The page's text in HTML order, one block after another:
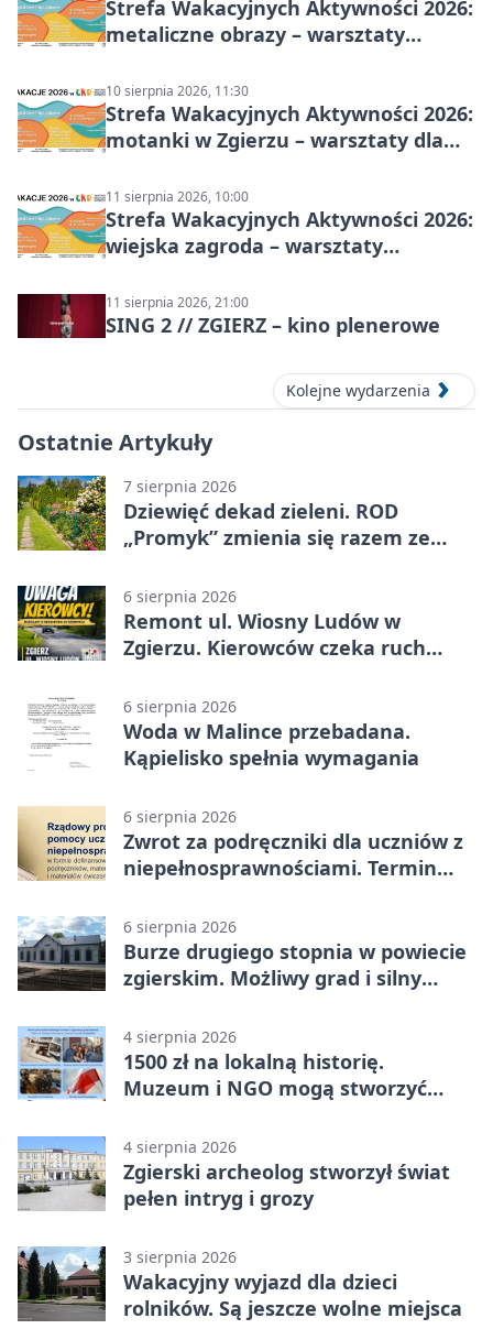
Strefa Wakacyjnych Aktywności 2026:
metaliczne obrazy – warsztaty
10 sierpnia 2026, 11:30
Strefa Wakacyjnych Aktywności 2026:
motanki w Zgierzu – warsztaty dla
11 sierpnia 2026, 10:00
Strefa Wakacyjnych Aktywności 2026:
wiejska zagroda – warsztaty
11 sierpnia 2026, 21:00
SING 2 // ZGIERZ – kino plenerowe
Kolejne wydarzenia
Ostatnie Artykuły
7 sierpnia 2026
Dziewięć dekad zieleni. ROD
„Promyk” zmienia się razem ze
6 sierpnia 2026
Remont ul. Wiosny Ludów w
Zgierzu. Kierowców czeka ruch
6 sierpnia 2026
Woda w Malince przebadana.
Kąpielisko spełnia wymagania
6 sierpnia 2026
Zwrot za podręczniki dla uczniów z
niepełnosprawnościami. Termin
6 sierpnia 2026
Burze drugiego stopnia w powiecie
zgierskim. Możliwy grad i silny
4 sierpnia 2026
1500 zł na lokalną historię.
Muzeum i NGO mogą stworzyć
4 sierpnia 2026
Zgierski archeolog stworzył świat
pełen intryg i grozy
3 sierpnia 2026
Wakacyjny wyjazd dla dzieci
rolników. Są jeszcze wolne miejsca